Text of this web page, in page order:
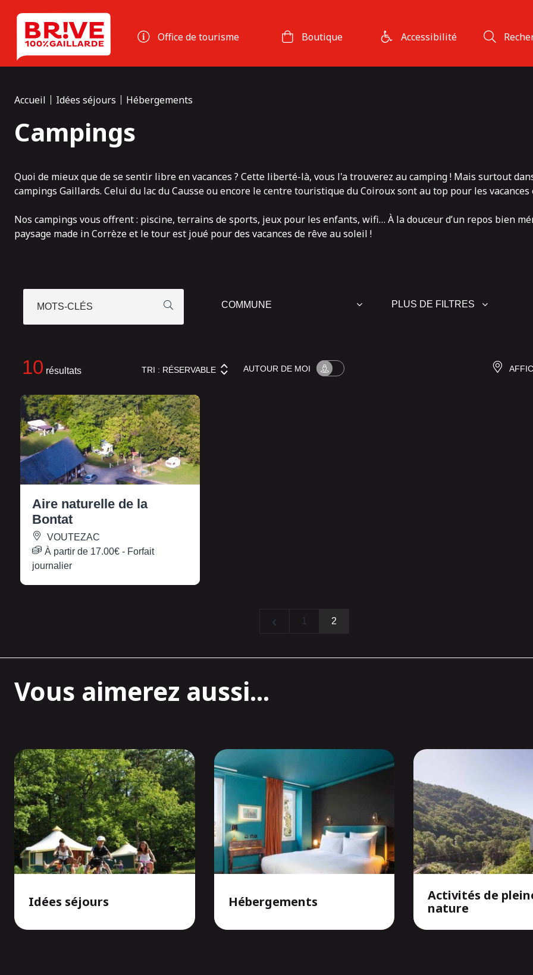
Office de tourisme Boutique Accessibilité
Accueil Idées séjours Hébergements
Campings
Quoi de mieux que de se sentir libre en vacances ? Cette liberté-là, vous l'a trouverez au camping ! Mais surtout
campings Gaillards. Celui du lac du Causseou encore le centre touristique du Coiroux sont au top pour les
Nos campings vous offrent : piscine, terrains de sports, jeux pour les enfants, wifi… À la douceur d’un repos bien
paysage made in Corrèze et le tour est joué pour des vacances de rêve au soleil !
MOTS-CLÉS PLUS DE FILTRES
10 résultats TRI : RÉSERVABLE AUTOUR DE MOI
Aire naturelle de la
Bontat
VOUTEZAC
À partir de 17.00€ - Forfait
journalier
‹ 1 2
Vous aimerez aussi...
Idées séjours Hébergements
Activités de
nature